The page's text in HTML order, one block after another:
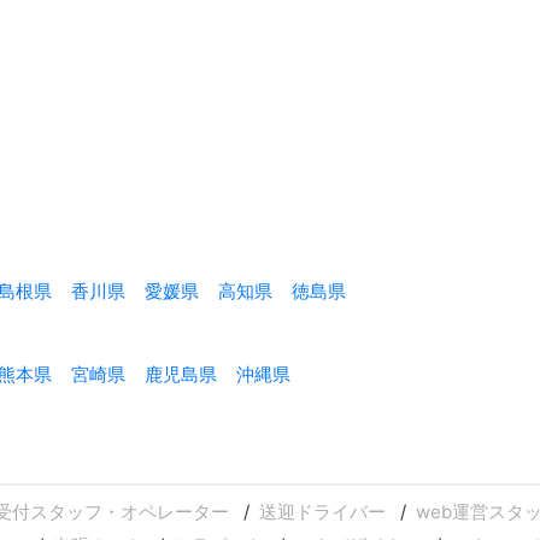
根県 香川県 愛媛県 高知県 徳島県
本県 宮崎県 鹿児島県 沖縄県
付スタッフ・オペレーター 送迎ドライバー
web運営スタ